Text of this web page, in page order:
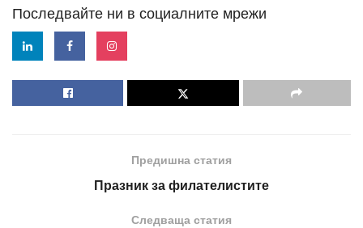
Последвайте ни в социалните мрежи
Предишна статия
Празник за филателистите
Следваща статия